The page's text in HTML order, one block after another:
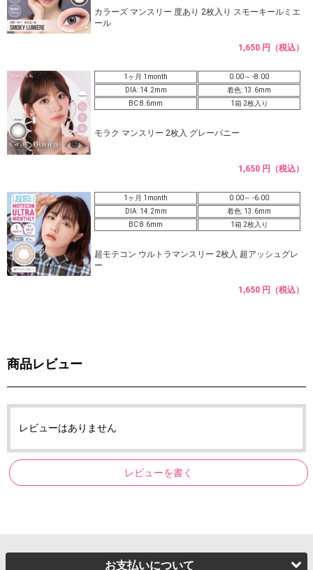
カラーズ マンスリー 度あり 2枚入り スモーキールミエ
ール
1,650 円（税込）
1ヶ月 1month
0.00～ -8.00
DIA: 14.2mm
着色: 13.6mm
BC 8.6mm
1箱 2枚入り
モラク マンスリー 2枚入 グレーバニー
1,650 円（税込）
1ヶ月 1month
0.00～ -6.00
DIA: 14.2mm
着色: 13.6mm
BC 8.6mm
1箱 2枚入り
超モテコン ウルトラマンスリー 2枚入 超アッシュグレ
ー
1,650 円（税込）
商品レビュー
レビューはありません
レビューを書く
お支払いについて